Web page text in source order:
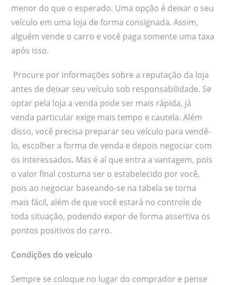
menor do que o esperado. Uma opção é deixar o seu
veículo em uma loja de forma consignada. Assim,
alguém vende o carro e você paga somente uma taxa
após isso.
Procure por informações sobre a reputação da loja
antes de deixar seu veículo sob responsabilidade. Se
optar pela loja a venda pode ser mais rápida, já
venda particular exige mais tempo e cautela. Além
disso, você precisa preparar seu veículo para vendê-
lo, escolher a forma de venda e depois negociar com
os interessados. Mas é aí que entra a vantagem, pois
o valor final costuma ser o estabelecido por você,
pois ao negociar baseando-se na tabela se torna
mais fácil, além de que você estará no controle de
toda situação, podendo expor de forma assertiva os
pontos positivos do carro.
Condições do veículo
Sempre se coloque no lugar do comprador e pense